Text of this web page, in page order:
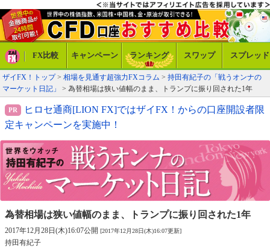
FX比較 キャンペーン ランキング スワップ スプレッド
ザイFX！トップ> 相場を見通す超強力FXコラム > 持田有紀子の「戦うオンナの
マーケット日記」
> 為替相場は狭い値幅のまま、トランプに振り回された1年
ヒロセ通商[LION FX]ではザイFX！からの口座開設者限
定キャンペーンを実施中！
為替相場は狭い値幅のまま、 トランプに振り回された1年
2017年12月28日(木)16:07公開 [2017年12月28日(木)16:07更新]
持田有紀子